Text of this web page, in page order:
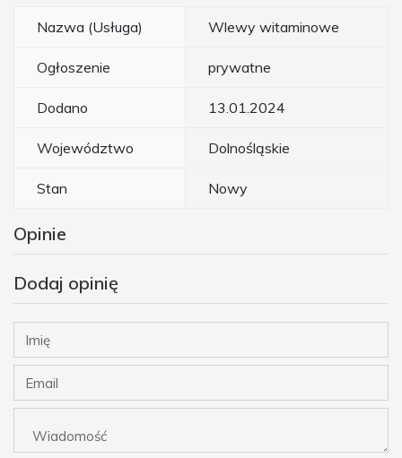
Nazwa (Usługa) Wlewy witaminowe
Ogłoszenie prywatne
Dodano 13.01.2024
Województwo Dolnośląskie
Stan Nowy
Opinie
Dodaj opinię